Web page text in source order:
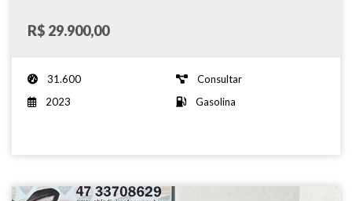
R$ 29.900,00
31.600
Consultar
2023
Gasolina